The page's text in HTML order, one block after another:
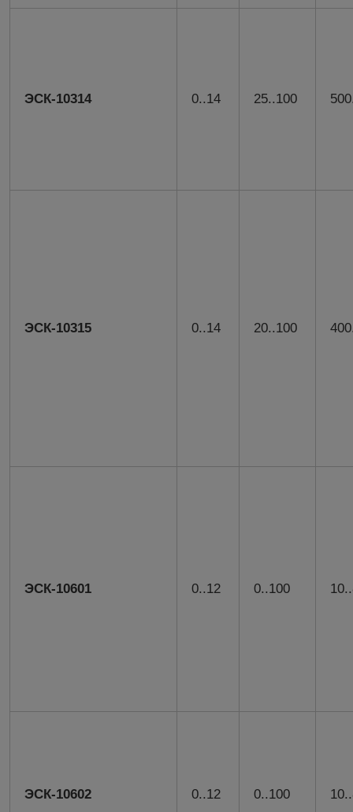
ЭСК-10314 0..14 25..100
ЭСК-10315 0..14 20..100
ЭСК-10601 0..12 0..100
ЭСК-10602 0..12 0..100